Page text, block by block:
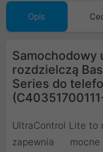
Opis
Samochodowy
rozdzielczą
Series do
UltraControl Lite to
zapewnia